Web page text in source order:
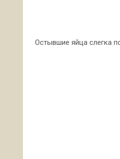
Остывшие яйца слегка